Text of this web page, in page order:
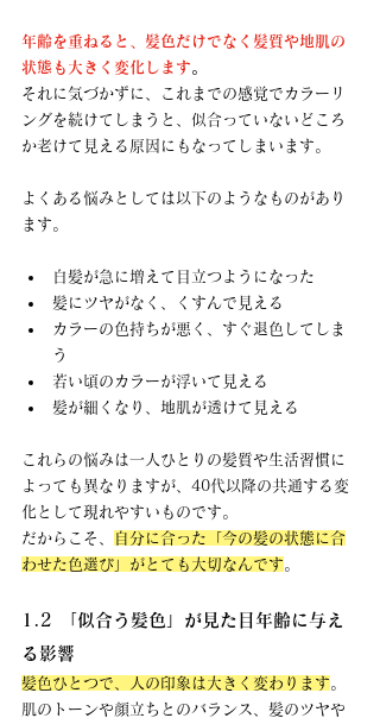
年齢を重ねると、髪色だけでなく髪質や地肌の
状態も大きく変化します。
それに気づかずに、これまでの感覚でカラーリ
ングを続けてしまうと、似合っていないどころ
か老けて見える原因にもなってしまいます。
よくある悩みとしては以下のようなものがあり
ます。
白髪が急に増えて目立つようになった
髪にツヤがなく、くすんで見える
カラーの色持ちが悪く、すぐ退色してしま
う
若い頃のカラーが浮いて見える
髪が細くなり、地肌が透けて見える
これらの悩みは一人ひとりの髪質や生活習慣に
よっても異なりますが、40代以降の共通する変
化として現れやすいものです。
だからこそ、
自分に合った「今の髪の状態に合
わせた色選び」がとても大切なんです。
1.2 「似合う髪色」が見た目年齢に与え
る影響
髪色ひとつで、人の印象は大きく変わります。
肌のトーンや顔立ちとのバランス、髪のツヤや